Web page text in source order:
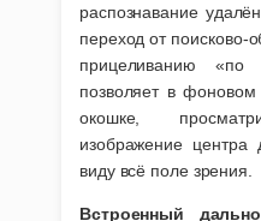
распознавание
переход от поисково-
прицеливанию
позволяет в
окошке,
изображение
виду всё поле зрения.
Встроенный